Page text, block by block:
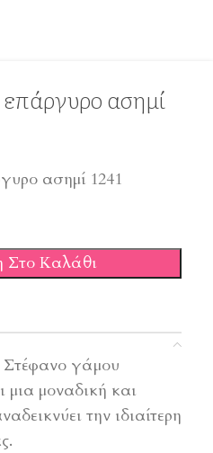
ασημί
ασημί 1241
Στο Καλάθι
Στέφανο γάμου
μια μοναδική και
την ιδιαίτερη